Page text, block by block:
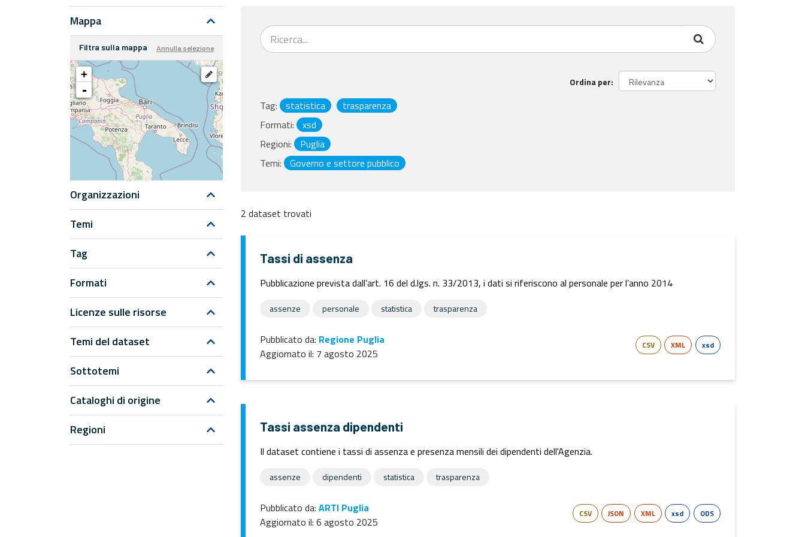
Mappa
Filtra sulla mappa Annulla selezione
+
-
Organizzazioni
Temi
Tag
Formati
Licenze sulle risorse
Temi del dataset
Sottotemi
Cataloghi di origine
Regioni
Ordina per
Tag: statistica
trasparenza
Formati:
xsd
Regioni:
Puglia
Temi:
Governo e settore pubblico
2 dataset trovati
Tassi di assenza
Pubblicazione prevista dall’art. 16 del d.lgs. n. 33/2013, i dati si riferiscono al personale per l’anno 2014
assenze personale statistica trasparenza
Pubblicato da: Regione Puglia
Aggiornato il: 7 agosto 2025
CSV XML xsd
Tassi assenza dipendenti
Il dataset contiene i tassi di assenza e presenza mensili dei dipendenti dell'Agenzia.
assenze dipendenti statistica trasparenza
Pubblicato da: ARTI Puglia
Aggiornato il: 6 agosto 2025
CSV JSON XML xsd ODS